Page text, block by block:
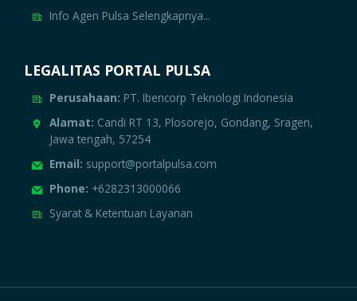
Info Agen Pulsa Selengkapnya...
LEGALITAS PORTAL PULSA
Perusahaan: PT. Ibencorp Teknologi Indonesia
Alamat: Candi RT 13, Plosorejo, Gondang, Sragen,
Jawa tengah, 57254
Email: support@portalpulsa.com
Phone: +6282313000066
Syarat & Ketentuan Layanan